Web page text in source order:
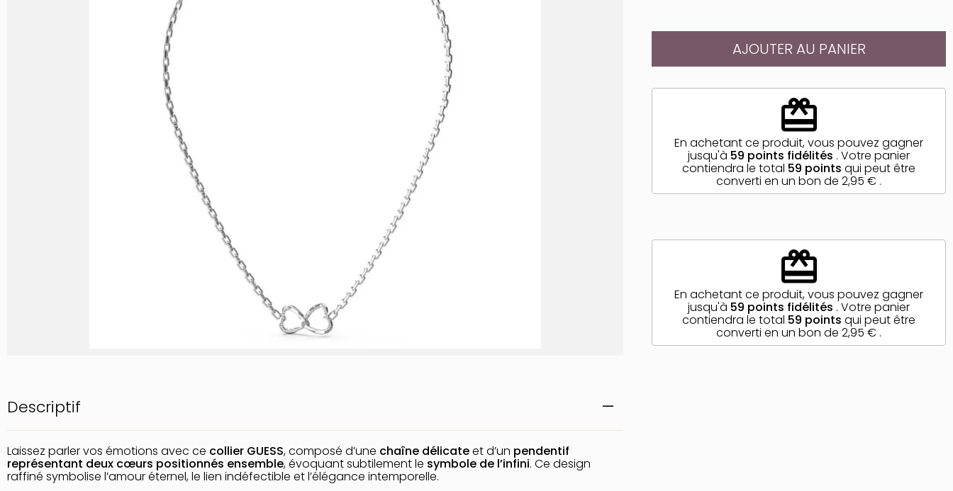
Descriptif
Laissez parler vos émotions avec ce collier GUESS, composé d’une chaîne délicateet d’un pendentif
représentant deux cœurs positionnés ensemble, évoquant subtilement le symbole de l’infini. Ce design
raffiné symbolise l’amour éternel, le lien indéfectible et l’élégance intemporelle.
AJOUTER AU PANIER
redeem
En achetant ce produit, vous pouvez gagner
jusqu'à 59 points fidélités . Votre panier
contiendra le total 59 points qui peut être
converti en un bon de2,95 € .
redeem
En achetant ce produit, vous pouvez gagner
jusqu'à 59 points fidélités . Votre panier
contiendra le total 59 points qui peut être
converti en un bon de2,95 € .